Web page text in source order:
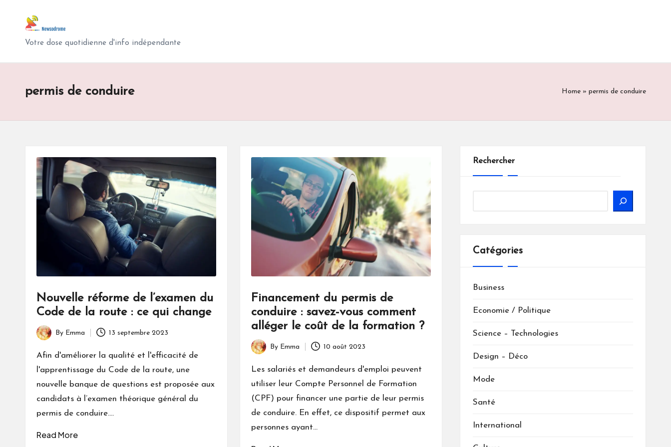
N
e
w
s
m
Votre dose quotidienne d'info indépendante
permis de conduire Home » permis de conduire
Nouvelle réforme de l’examen du
Code de la route : ce qui change
Posted
by
By Emma 13 septembre 2023
Afin d'améliorer la qualité et l'efficacité de
l'apprentissage du Code de la route, une
nouvelle banque de questions est proposée aux
candidats à l’examen théorique général du
permis de conduire.…
Read More
Financement du permis de
conduire : savez-vous comment
alléger le coût de la formation ?
Posted
by
By Emma 10 août 2023
Les salariés et demandeurs d'emploi peuvent
utiliser leur Compte Personnel de Formation
(CPF) pour financer une partie de leur permis
de conduire. En effet, ce dispositif permet aux
personnes ayant…
Rechercher
Catégories
Business
Economie / Politique
Science – Technologies
Design – Déco
Mode
Santé
International